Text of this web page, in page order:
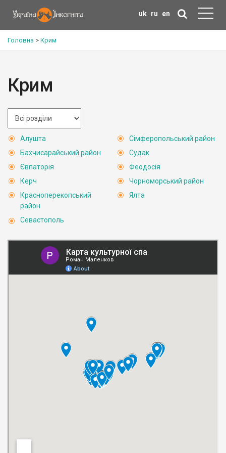
uk ru en
Головна > Крим
Крим
Алушта
Бахчисарайський район
Євпаторія
Керч
Красноперекопський
район
Севастополь
Сімферопольський район
Судак
Феодосія
Чорноморський район
Ялта